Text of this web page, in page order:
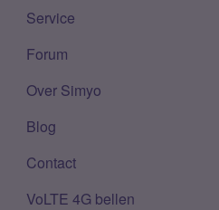
Service
Forum
Over Simyo
Blog
Contact
VoLTE 4G bellen